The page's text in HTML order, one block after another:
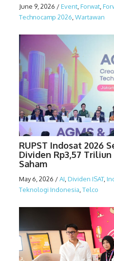
June 9, 2026 /Event Forwat
Technocamp 2026 Wartawan
RUPST Indosat 2026
Dividen Rp3,57
Saham
May 6, 2026 /AI Dividen ISAT,
Teknologi Indonesia Telco